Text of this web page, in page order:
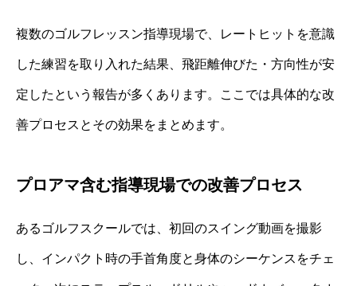
複数のゴルフレッスン指導現場で、レートヒットを意識
した練習を取り入れた結果、飛距離伸びた・方向性が安
定したという報告が多くあります。ここでは具体的な改
善プロセスとその効果をまとめます。
プロアマ含む指導現場での改善プロセス
あるゴルフスクールでは、初回のスイング動画を撮影
し、インパクト時の手首角度と身体のシーケンスをチェ